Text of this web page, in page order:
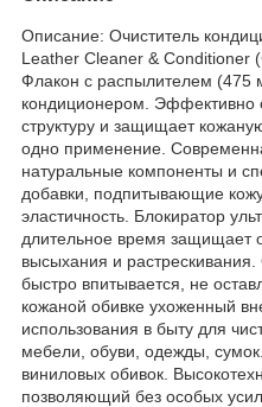
Описание: Очиститель
Leather Cleaner & Conditioner
Флакон с распылителем (475
кондиционером. Эффективно
структуру и защищает
одно применение.
натуральные компоненты и
добавки, подпитывающие
эластичность. Блокиратор
длительное время защищает
высыхания и
быстро впитывается, не
кожаной обивке ухоженный
использования в быту для
мебели, обуви, одежды,
виниловых обивок.
позволяющий без особых